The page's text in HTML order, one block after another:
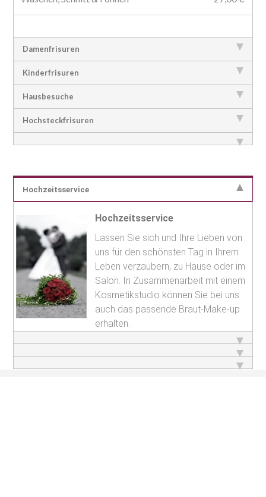
Damenfrisuren
Kinderfrisuren
Hausbesuche
Hochsteckfrisuren
Hochzeitsservice
Hochzeitsservice
Lassen Sie sich und Ihre Lieben von
uns für den schönsten Tag in Ihrem
Leben verzaubern, zu Hause oder im
Salon. In Zusammenarbeit mit einem
Kosmetikstudio können Sie bei uns
auch das passende Braut-Make-up
erhalten.